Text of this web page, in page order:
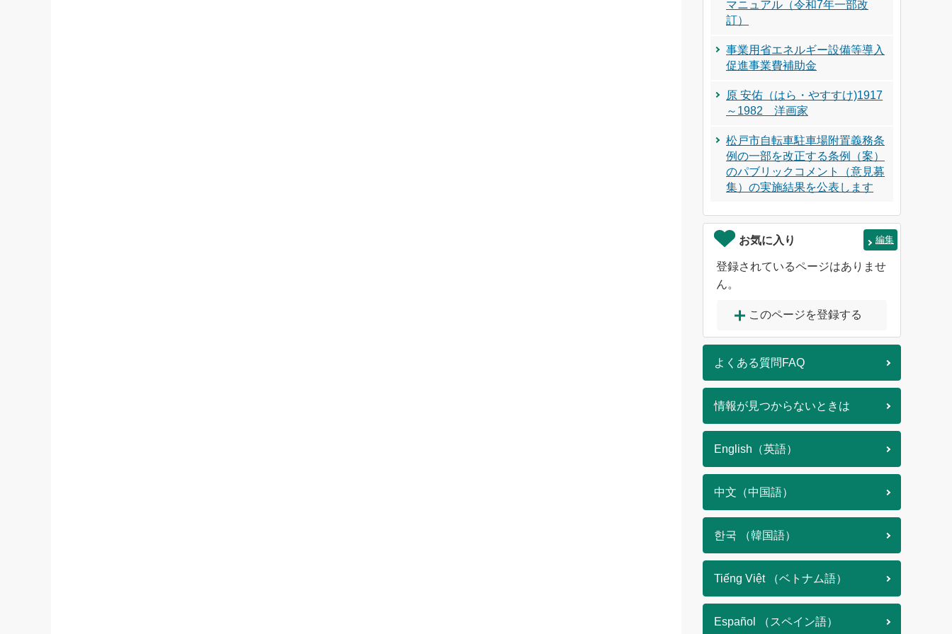
マニュアル（令和7年一部改
訂）
事業用省エネルギー設備等導入
促進事業費補助金
原 安佑（はら・やすすけ)1917
～1982 洋画家
松戸市自転車駐車場附置義務条
例の一部を改正する条例（案）
のパブリックコメント（意見募
集）の実施結果を公表します
お気に入り 編集
登録されているページはありませ
ん。
このページを登録する
よくある質問FAQ
情報が見つからないときは
English（英語）
中文（中国語）
한국 （韓国語）
Tiếng Việt （ベトナム語）
Español （スペイン語）